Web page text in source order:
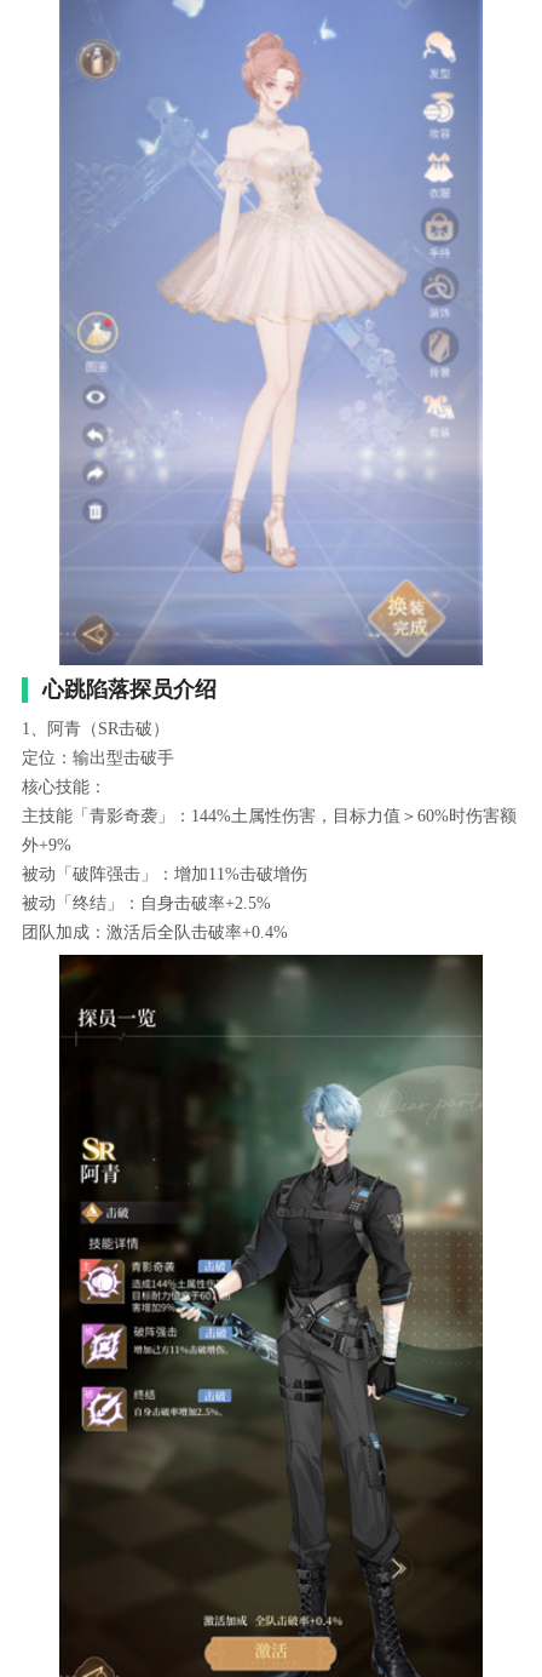
心跳陷落探员介绍
1、阿青（SR击破）
定位：输出型击破手
核心技能：
主技能「青影奇袭」：144%土属性伤害，目标力值＞60%时伤害额
外+9%
被动「破阵强击」：增加11%击破增伤
被动「终结」：自身击破率+2.5%
团队加成：激活后全队击破率+0.4%